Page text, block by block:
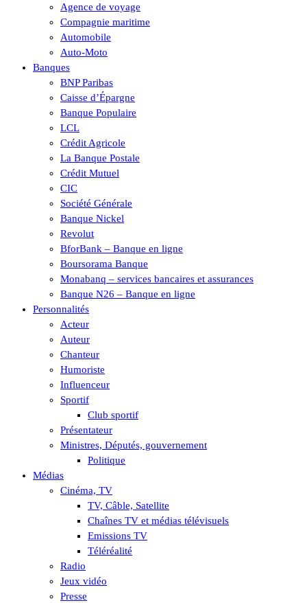
Agence de voyage
Compagnie maritime
Automobile
Auto-Moto
Banques
BNP Paribas
Caisse d’Épargne
Banque Populaire
LCL
Crédit Agricole
La Banque Postale
Crédit Mutuel
CIC
Société Générale
Banque Nickel
Revolut
BforBank – Banque en ligne
Boursorama Banque
Monabanq – services bancaires et assurances
Banque N26 – Banque en ligne
Personnalités
Acteur
Auteur
Chanteur
Humoriste
Influenceur
Sportif
Club sportif
Présentateur
Ministres, Députés, gouvernement
Politique
Médias
Cinéma, TV
TV, Câble, Satellite
Chaînes TV et médias télévisuels
Emissions TV
Téléréalité
Radio
Jeux vidéo
Presse